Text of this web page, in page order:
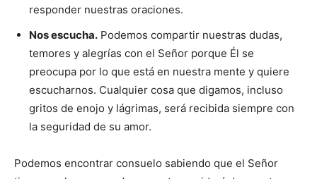
responder nuestras oraciones.
Nos escucha. Podemos compartir nuestras dudas,
temores y alegrías con el Señor porque Él se
preocupa por lo que está en nuestra mente y quiere
escucharnos. Cualquier cosa que digamos, incluso
gritos de enojo y lágrimas, será recibida siempre con
la seguridad de su amor.
Podemos encontrar consuelo sabiendo que el Señor